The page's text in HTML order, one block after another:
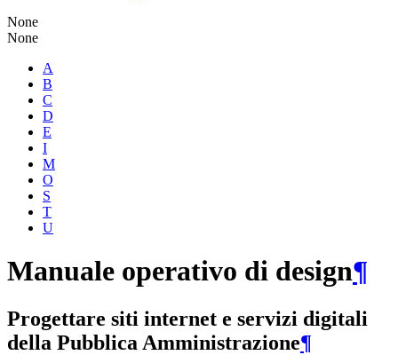
None
None
A
B
C
D
E
I
M
O
S
T
U
Manuale operativo di design¶
Progettare siti internet e servizi digitali
della Pubblica Amministrazione¶